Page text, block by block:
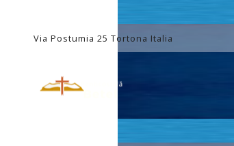
Via Postumia 25 Tortona Italia